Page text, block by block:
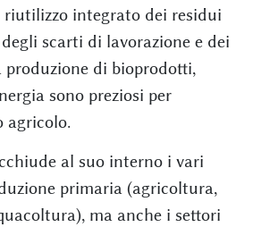
riutilizzo integrato dei residui
scarti di lavorazione e dei
di bioprodotti,
sono preziosi per
agricolo.
al suo interno i vari
primaria (agricoltura,
ma anche i settori